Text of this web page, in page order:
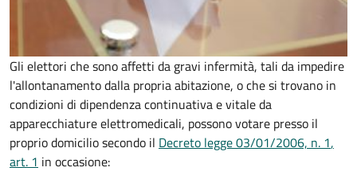
Gli elettori che sono affetti da gravi infermità, tali da impedire
l'allontanamento dalla propria abitazione, o che si trovano in
condizioni di dipendenza continuativa e vitale da
apparecchiature elettromedicali, possono votare presso il
proprio domicilio secondo il Decreto legge 03/01/2006, n. 1,
art. 1 in occasione: